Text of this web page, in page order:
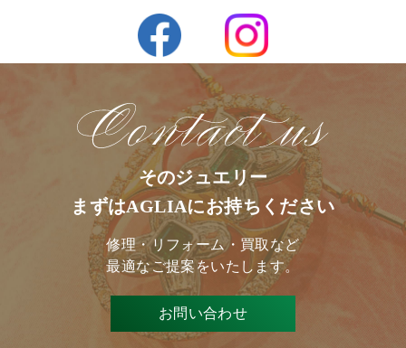
そのジュエリー
まずはAGLIAにお持ちください
修理・リフォーム・買取など
最適なご提案をいたします。
お問い合わせ